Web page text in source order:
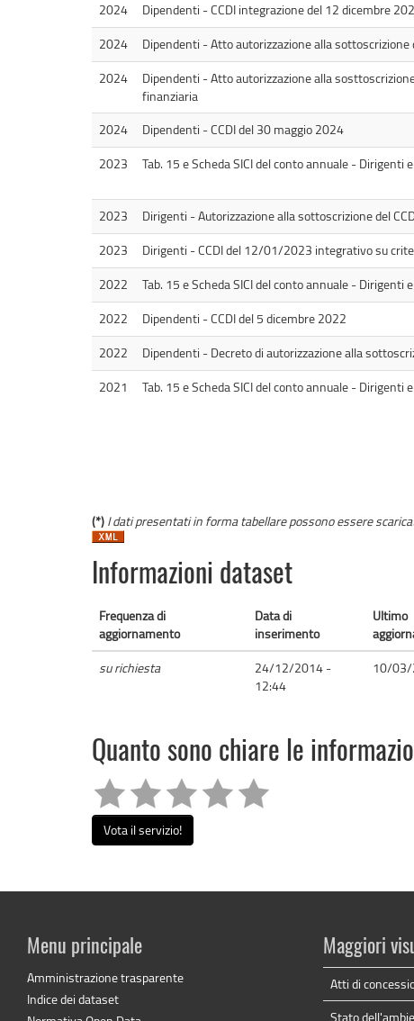
2024
Dipendenti - CCDI integrazione del 12 dicembre
2024
Dipendenti - Atto autorizzazione alla
2024
Dipendenti - Atto autorizzazione alla
finanziaria
2024 Dipendenti - CCDI del 30 maggio 2024
2023
Tab. 15 e Scheda SICI del conto annuale - Dirigenti
2023
Dirigenti - Autorizzazione alla sottoscrizione del
2023
Dirigenti - CCDI del 12/01/2023 integrativo su
2022
Tab. 15 e Scheda SICI del conto annuale - Dirigenti
2022
Dipendenti - CCDI del 5 dicembre 2022
2022
Dipendenti - Decreto di autorizzazione alla
2021
Tab. 15 e Scheda SICI del conto annuale - Dirigenti
(*) I dati presentati in forma tabellare possono essere
Informazioni dataset
Frequenza di
aggiornamento
Data di
inserimento
Ultimo
su richiesta
24/12/2014 -
12:44
10/03/
Quanto sono chiare le
Vota il servizio!
Menu principale
Amministrazione trasparente
Indice dei dataset
Maggiori
Atti di
Stato